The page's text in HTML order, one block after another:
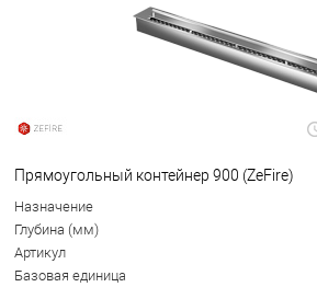
Прямоугольный контейнер 900 (ZeFire)
Назначение
Глубина (мм)
Артикул
Базовая единица